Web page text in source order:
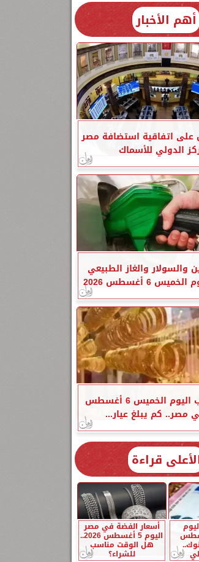
أهم الأخبار
على اتفاقية استضافة مصر
الدولي للأسماك
والسولار والغاز الطبيعي
6 أغسطس 2026
أسعار الذهب اليوم الخميس 6 أغسطس
قراءة
5 أغسطس
أسعار الفضة في مصر
اليوم 5 أغسطس 2026..
هل الوقت مناسب
للشراء؟